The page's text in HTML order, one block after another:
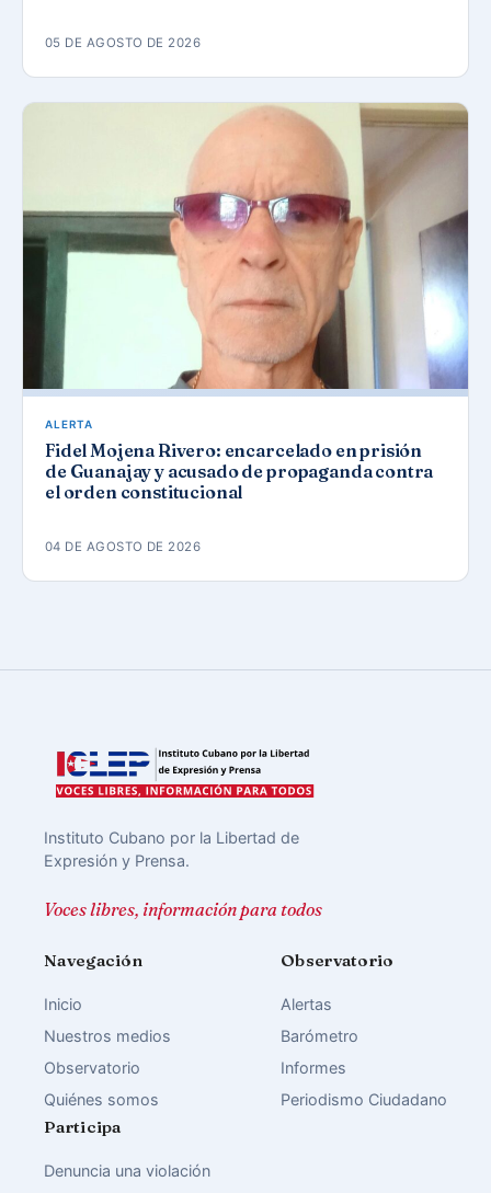
05 DE AGOSTO DE 2026
ALERTA
Fidel Mojena Rivero: encarcelado en prisión
de Guanajay y acusado de propaganda contra
el orden constitucional
04 DE AGOSTO DE 2026
Instituto Cubano por la Libertad de
Expresión y Prensa.
Voces libres, información para todos
Navegación
Inicio
Nuestros medios
Observatorio
Quiénes somos
Observatorio
Alertas
Barómetro
Informes
Periodismo Ciudadano
Participa
Denuncia una violación